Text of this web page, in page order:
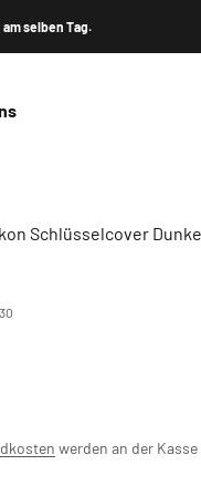
selben Tag.
Schlüsselcover
werden an der